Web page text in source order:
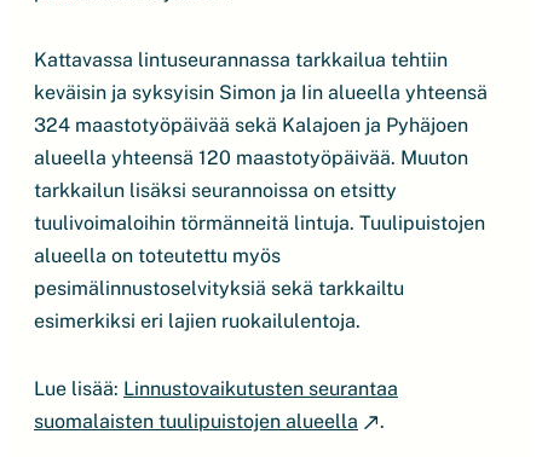
Kattavassa lintuseurannassa tarkkailua tehtiin
keväisin ja syksyisin Simon ja Iin alueella yhteensä
324 maastotyöpäivää sekä Kalajoen ja Pyhäjoen
alueella yhteensä 120 maastotyöpäivää. Muuton
tarkkailun lisäksi seurannoissa on etsitty
tuulivoimaloihin törmänneitä lintuja. Tuulipuistojen
alueella on toteutettu myös
pesimälinnustoselvityksiä sekä tarkkailtu
esimerkiksi eri lajien ruokailulentoja.
Lue lisää: Linnustovaikutusten seurantaa
suomalaisten tuulipuistojen alueella
.